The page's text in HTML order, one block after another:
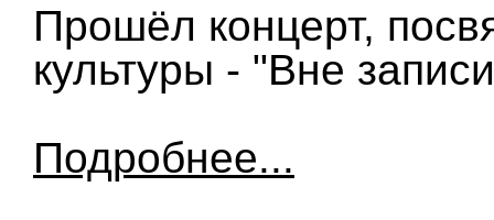
Прошёл концерт,
культуры - "Вне
Подробнее...